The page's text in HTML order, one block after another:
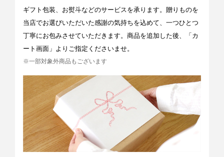
ギフト包装、お熨斗などのサービスを承ります。贈りものを
当店でお選びいただいた感謝の気持ちを込めて、一つひとつ
丁寧にお包みさせていただきます。商品を追加した後、「カ
ート画面」よりご指定くださいませ。
※一部対象外商品もございます